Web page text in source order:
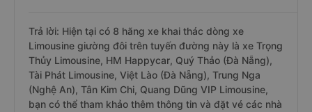
Trả lời: Hiện tại có 8 hãng xe khai thác dòng xe
Limousine giường đôi trên tuyến đường này là xe Trọng
Thủy Limousine, HM Happycar, Quý Thảo (Đà Nẵng),
Tài Phát Limousine, Việt Lào (Đà Nẵng), Trung Nga
(Nghệ An), Tân Kim Chi, Quang Dũng VIP Limousine,
bạn có thể tham khảo thêm thông tin và đặt vé các nhà